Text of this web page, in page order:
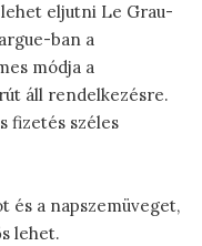
eljutni Le Grau-
ban a
módja a
áll rendelkezésre.
fizetés széles
és a napszemüveget,
lehet.